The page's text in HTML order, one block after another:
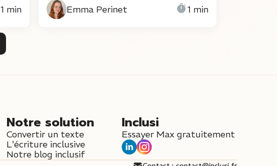
1 min Emma Perinet 1 min
Notre solution
Convertir un texte
L'écriture inclusive
Notre blog inclusif
Inclusi
Essayer Max gratuitement